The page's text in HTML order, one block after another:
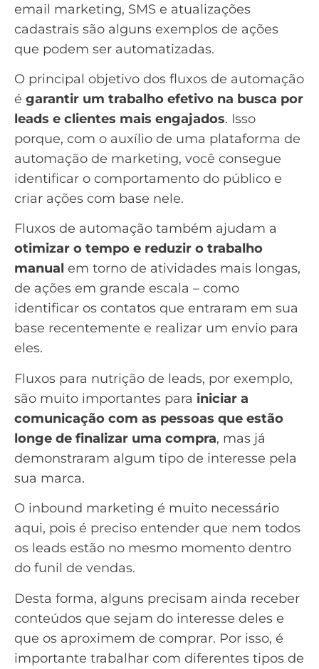
email marketing, SMS e atualizações
cadastrais são alguns exemplos de ações
que podem ser automatizadas.
O principal objetivo dos fluxos de automação
é garantir um trabalho efetivo na busca por
leads e clientes mais engajados. Isso
porque, com o auxílio de uma plataforma de
automação de marketing, você consegue
identificar o comportamento do público e
criar ações com base nele.
Fluxos de automação também ajudam a
otimizar o tempo e reduzir o trabalho
manual em torno de atividades mais longas,
de ações em grande escala – como
identificar os contatos que entraram em sua
base recentemente e realizar um envio para
eles.
Fluxos para nutrição de leads, por exemplo,
são muito importantes para iniciar a
comunicação com as pessoas que estão
longe de finalizar uma compra, mas já
demonstraram algum tipo de interesse pela
sua marca.
O inbound marketing é muito necessário
aqui, pois é preciso entender que nem todos
os leads estão no mesmo momento dentro
do funil de vendas.
Desta forma, alguns precisam ainda receber
conteúdos que sejam do interesse deles e
que os aproximem de comprar. Por isso, é
importante trabalhar com diferentes tipos de